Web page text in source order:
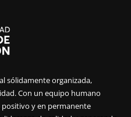
sólidamente organizada,
Con un equipo humano
y en permanente